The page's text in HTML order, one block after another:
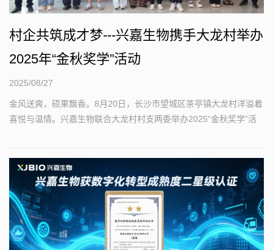
村企共筑成才梦---兴嘉生物携手大龙村举办
2025年“金秋奖学”活动
2025/08/27
金风送爽，硕果飘香。8月20日，长沙市望城区茶亭镇大龙村洋溢着
喜悦与温情。兴嘉生物联合大龙村村支两委举办2025“金秋奖学”活